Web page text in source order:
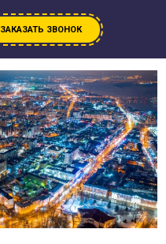
ЗАКАЗАТЬ ЗВОНОК